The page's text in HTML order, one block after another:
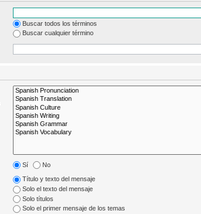
Buscar todos los términos
Buscar cualquier término
Sí No
Título y texto del mensaje
Solo el texto del mensaje
Solo títulos
Solo el primer mensaje de los temas